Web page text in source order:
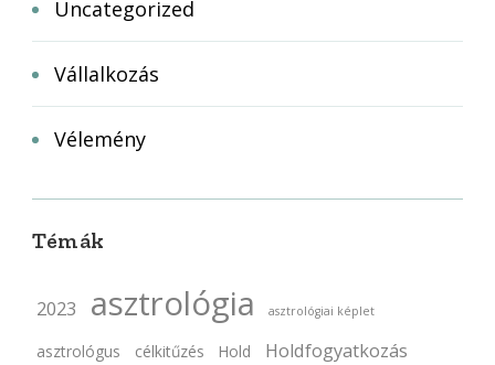
Uncategorized
Vállalkozás
Vélemény
Témák
2023 asztrológia asztrológiai képlet
asztrológus célkitűzés Hold
Holdfogyatkozás